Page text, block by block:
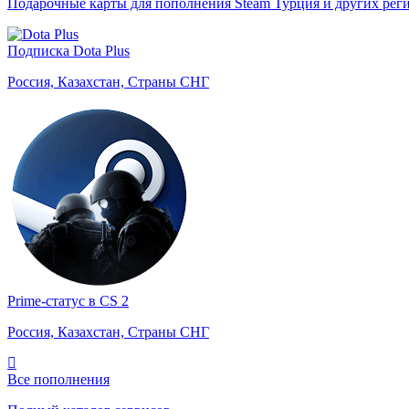
Подарочные карты для пополнения Steam Турция и других
Подписка Dota Plus
Россия, Казахстан, Страны СНГ
Prime-статус в CS 2
Россия, Казахстан, Страны СНГ
Все пополнения